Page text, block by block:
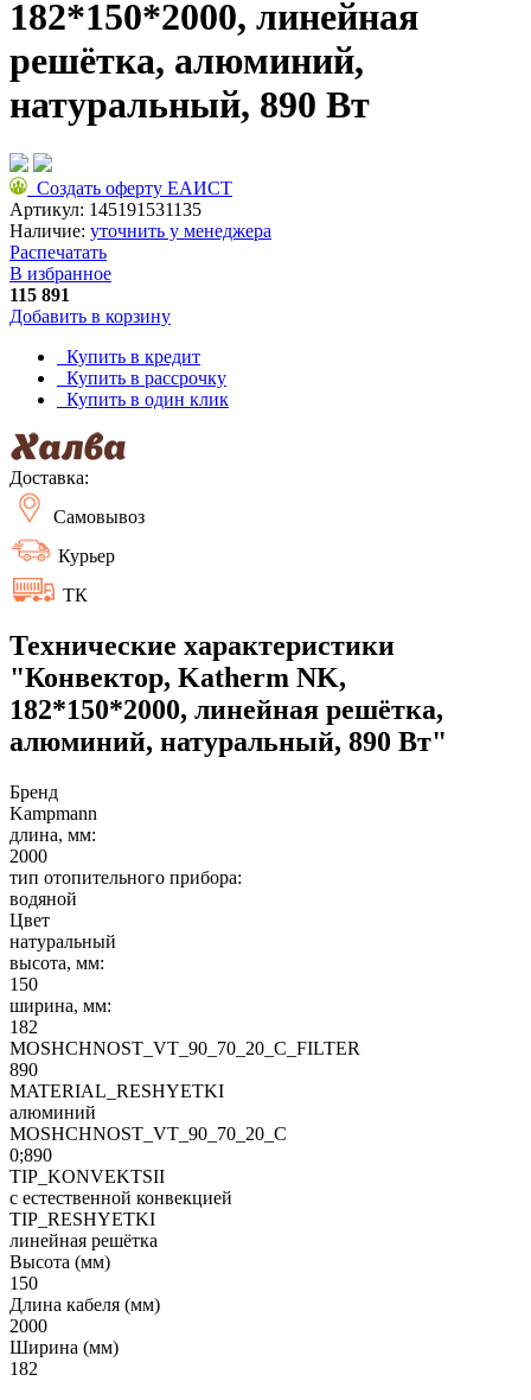
182*150*2000, линейная
решётка, алюминий,
натуральный, 890 Вт
Создать оферту ЕАИСТ
Артикул: 145191531135
Наличие: уточнить у менеджера
Распечатать
В избранное
115 891
Добавить в корзину
Купить в кредит
Купить в рассрочку
Купить в один клик
Доставка:
Самовывоз
Курьер
ТК
Технические характеристики
"Конвектор, Katherm NK,
182*150*2000, линейная решётка,
алюминий, натуральный, 890 Вт"
Бренд
Kampmann
длина, мм:
2000
тип отопительного прибора:
водяной
Цвет
натуральный
высота, мм:
150
ширина, мм:
182
MOSHCHNOST_VT_90_70_20_C_FILTER
890
MATERIAL_RESHYETKI
алюминий
MOSHCHNOST_VT_90_70_20_C
0;890
TIP_KONVEKTSII
с естественной конвекцией
TIP_RESHYETKI
линейная решётка
Высота (мм)
150
Длина кабеля (мм)
2000
Ширина (мм)
182